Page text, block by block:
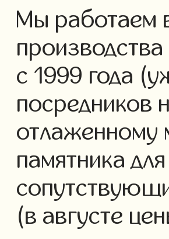
Мы работаем
с 1999 года
посредников
отлаженному
памятника
(в августе